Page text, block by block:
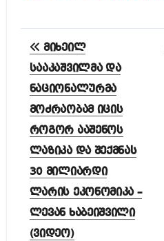
პოსტის
ნავიგაცია
მიხეილ
სააკაშვილმა და
ნაციონალურმა
მოძრაობამ იცის
როგორ ააშენოს
ლაზიკა და შექმნას
30 მილიარდი
ლარის ეკონომიკა –
ლევან ხაბეიშვილი
(ვიდეო)